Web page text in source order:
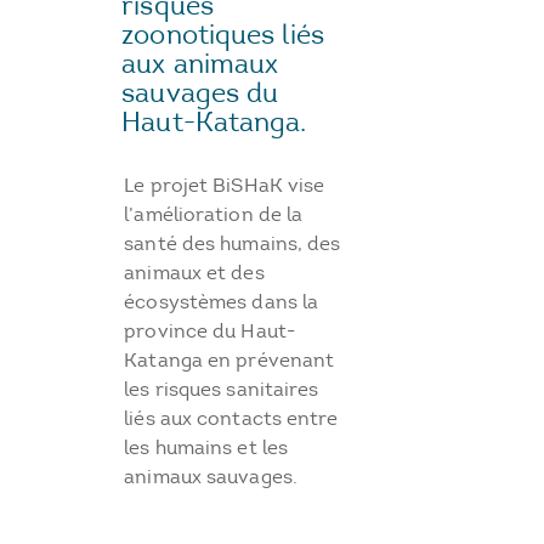
zoonotiques liés
aux animaux
sauvages du
Haut-Katanga.
Le projet BiSHaK vise
l’amélioration de la
santé des humains, des
animaux et des
écosystèmes dans la
province du Haut-
Katanga en prévenant
les risques sanitaires
liés aux contacts entre
les humains et les
animaux sauvages.